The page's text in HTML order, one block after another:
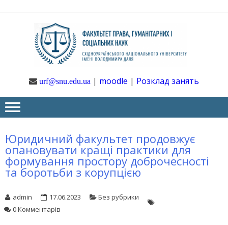
navigation
І
urf@snu.edu.ua | moodle | Розклад занять
Юридичний факультет продовжує
опановувати кращі практики для
формування простору доброчесності
та боротьби з корупцією
admin 17.06.2023
Без рубрики
0 Комментарів